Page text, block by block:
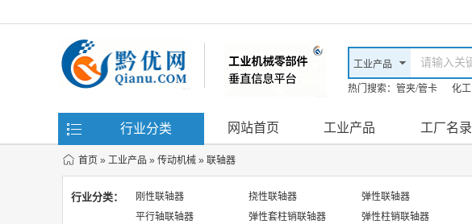
热门搜索： 管夹/管卡 化工
行业分类 网站首页 工业产品 工厂名录
首页 » 工业产品 » 传动机械 » 联轴器
行业分类： 刚性联轴器 挠性联轴器 弹性联轴器
平行轴联轴器
弹性套柱销联轴器 弹性柱销联轴器